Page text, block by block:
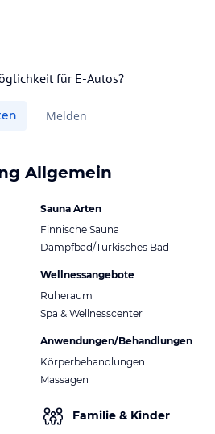
für E-Autos?
Melden
Allgemein
Sauna Arten
Finnische Sauna
Dampfbad/Türkisches Bad
Wellnessangebote
Ruheraum
Spa & Wellnesscenter
Anwendungen/Behandlungen
Körperbehandlungen
Massagen
Familie & Kinder